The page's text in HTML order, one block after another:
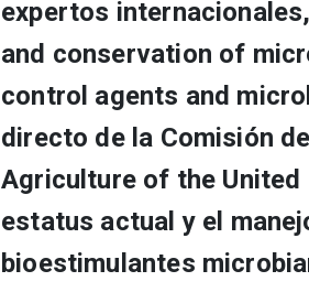
expertos
and conservation of
control agents and
directo de la Comisión
Agriculture of the United
estatus actual y el
bioestimulantes